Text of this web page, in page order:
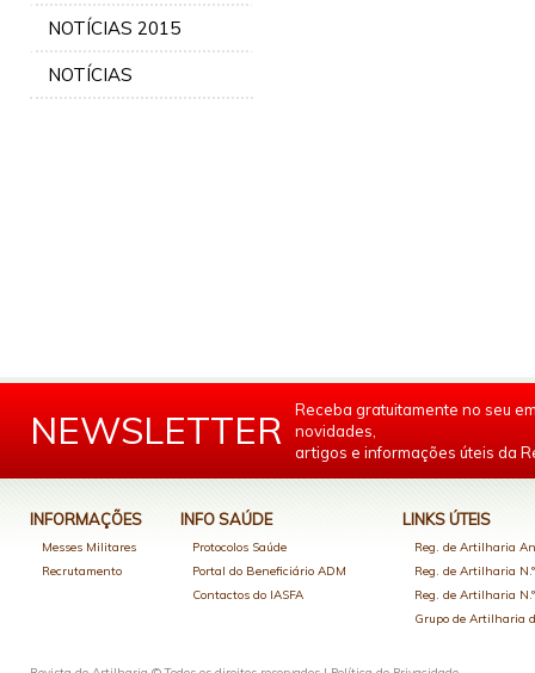
NOTÍCIAS 2015
NOTÍCIAS
NEWSLETTER
Receba gratuitamente no seu
novidades,
artigos e informações úteis da
INFORMAÇÕES
Messes Militares
Recrutamento
INFO SAÚDE
Protocolos Saúde
Portal do Beneficiário ADM
Contactos do IASFA
LINKS ÚTEIS
Reg. de Artilharia
Reg. de Artilharia
Reg. de Artilharia
Grupo de Artilharia